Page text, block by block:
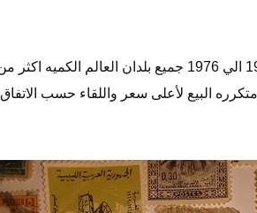
البيع لأعلى سعر واللقاء حسب الاتفاق